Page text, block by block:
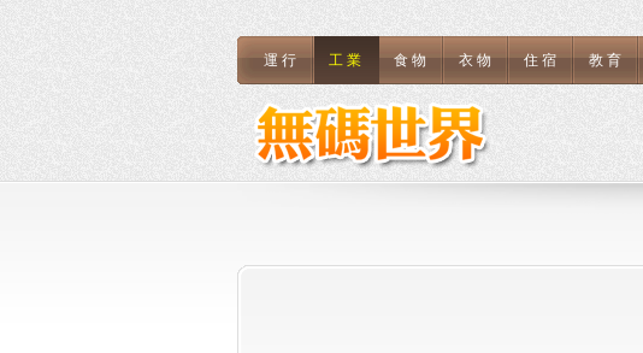
運行 工業 食物 衣物 住宿 教育